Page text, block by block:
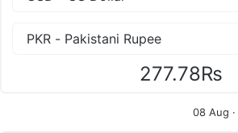
277.78₨
08 Aug ·